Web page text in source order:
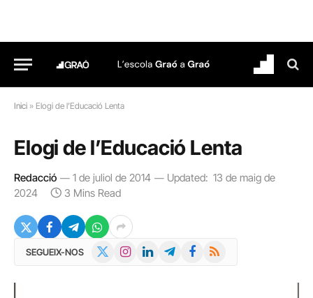
Inici » Elogi de l’Educació Lenta
Elogi de l’Educació Lenta
Redacció 1 de juliol de 2014 Updated: 13 de maig de
2024
3 Mins Read
SEGUEIX-NOS InstagramLinkedInTelegramFacebook
RSS